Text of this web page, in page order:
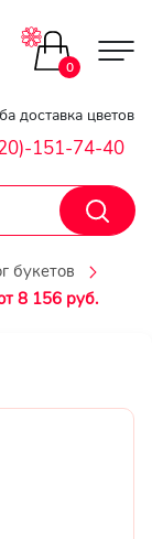
Главная
Гарантии
Доставка
Оплата
доставка цветов
151-74-40
0
букетов
8 156 руб.